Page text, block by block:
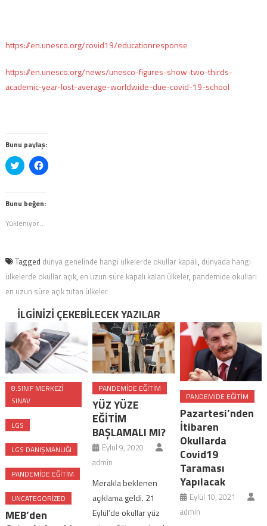
https://en.unesco.org/covid19/educationresponse
https://en.unesco.org/news/unesco-figures-show-two-thirds-
academic-year-lost-average-worldwide-due-covid-19-school
Bunu paylaş:
Twitter
üzerinde
tıklayın
(Yeni
pencerede
Facebook'ta
paylaşmak
(Yeni
pencerede
Bunu beğen:
Yükleniyor...
Tagged dünya genelinde hangi ülkelerde okullar kapalı, dünyada hangi
ülkelerde okullar açık, en uzun süre kapalı kalan ülkeler, pandemide okulları
en uzun süre açık tutan ülkeler
İLGINIZI ÇEKEBILECEK YAZILAR
8.SINIF MERKEZI
SINAV
LGS
LGS DANIŞMANLIĞI
PANDEMIDE EĞITIM
UNCATEGORIZED
MEB’den
PANDEMIDE EĞITIM
YÜZ YÜZE
EĞİTİM
BAŞLAMALI MI?
Eylül 9, 2020
admin
Merakla beklenen
açıklama geldi. 21
Eylül’de okullar yüz
PANDEMIDE EĞITIM
Pazartesi’nden
İtibaren
Okullarda
Covid19
Taraması
Yapılacak
Eylül 10, 2021
admin